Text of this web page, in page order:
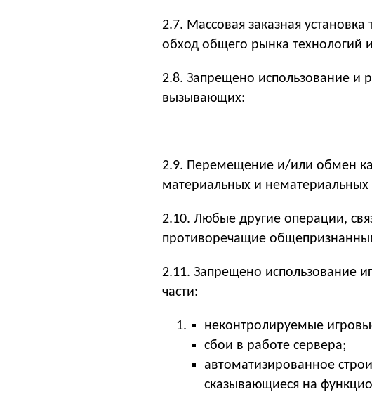
2.7. Массовая заказная
обход общего рынка технологий
2.8. Запрещено использование и
вызывающих:
2.9. Перемещение и/или обмен
материальных и
2.10. Любые другие операции,
противоречащие
2.11. Запрещено использование
части:
неконтролируемые
сбои в работе сервера;
автоматизированное
сказывающиеся на